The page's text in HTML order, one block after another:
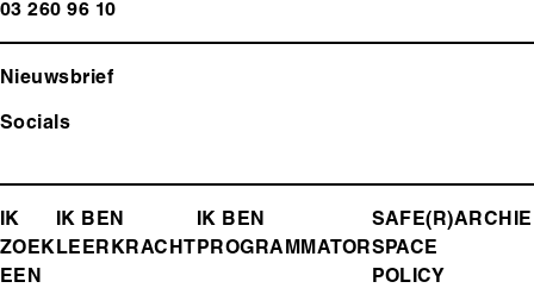
03 260 96 10
Nieuwsbrief
Socials
FOOTER-
MENU
IK
ZOEK
EEN
IK BEN
LEERKRACHT
IK BEN
PROGRAMMATOR
SAFE(R)
SPACE
POLICY